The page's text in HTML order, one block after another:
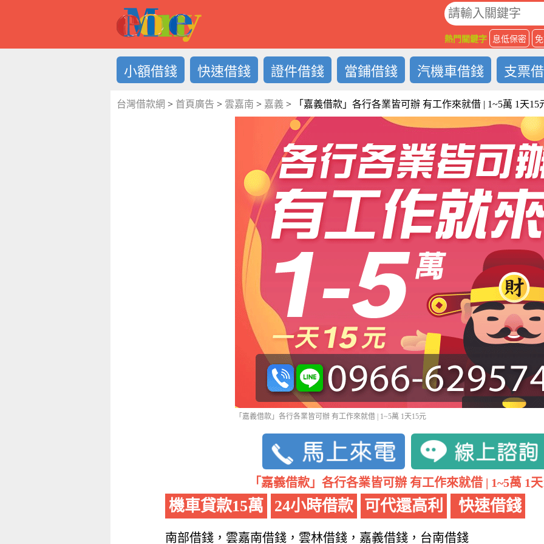
熱門關鍵字 息低保密
小額借錢 快速借錢 證件借錢 當鋪借錢 汽機車借錢 支票
台灣借款網 > 首頁廣告 > 雲嘉南 > 嘉義 > 「嘉義借款」各行各業皆可辦 有工作來就借 | 1~5萬 1天15
「嘉義借款」各行各業皆可辦 有工作來就借 | 1~5萬 1天15元
「嘉義借款」各行各業皆可辦 有工作來就借 | 1~5萬 1
機車貸款15萬 24小時借款 可代還高利 快速借錢
南部借錢，雲嘉南借錢，雲林借錢，嘉義借錢，台南借錢